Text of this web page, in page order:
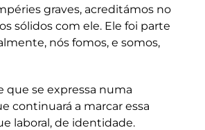
graves, acreditámos no
sólidos com ele. Ele foi parte
nós fomos, e somos,
que se expressa numa
continuará a marcar essa
laboral, de identidade.